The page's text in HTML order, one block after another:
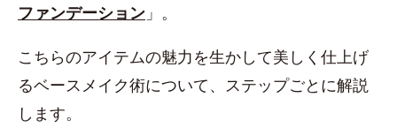
ファンデーション 」。
こちらのアイテムの魅力を生かして美しく仕上げ
るベースメイク術について、ステップごとに解説
します。